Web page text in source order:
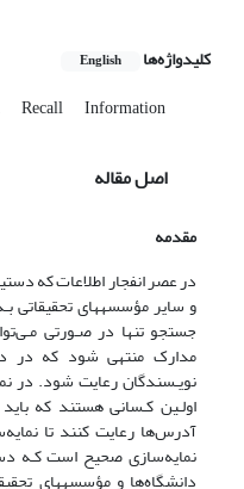
کلیدواژه‌ها English
Recall Information
اصل مقاله
مقدمه
در عصر انفجار اطلاعات که
و سایر مؤسسه‫های
جستجو تنها در صـورتی
مدارک منتهی شود که در
نویـسندگان رعایت شود. در
اولـین کـسانی هستند که
نمایه‌سازی صحیح است کـه